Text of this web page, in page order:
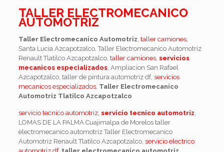
TALLER ELECTROMECANICO
AUTOMOTRIZ
Taller Electromecanico Automotriz, taller camiones,
Santa Lucia Azcapotzalco, Taller Electromecanico Automotriz
Renault Tlatilco Azcapotzalco, taller camiones, servicios
mecanicos especializados, Ampliacion San Rafael
Azcapotzalco, taller de pintura automotriz df, servicios
mecanicos especializados, Taller Electromecanico
Automotriz Tlatilco Azcapotzalco
servicio tecnico automotriz, servicio tecnico automotriz,
LOMAS DE LA PALMA Cuajimalpa de Morelos taller
electromecanico automotriz Taller Electromecanico
Automotriz Renault Tlatilco Azcapotzalco, servicio electrico